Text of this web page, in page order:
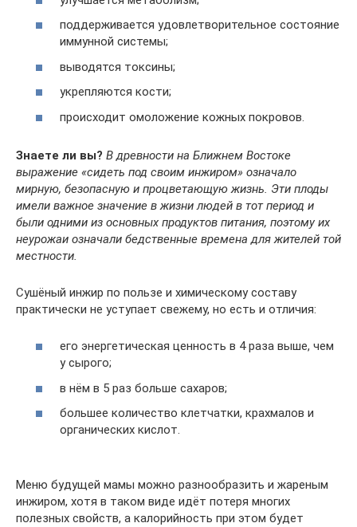
поддерживается удовлетворительное состояние
иммунной системы;
выводятся токсины;
укрепляются кости;
происходит омоложение кожных покровов.
Знаете ли вы? В древности на Ближнем Востоке
выражение «сидеть под своим инжиром» означало
мирную, безопасную и процветающую жизнь. Эти плоды
имели важное значение в жизни людей в тот период и
были одними из основных продуктов питания, поэтому их
неурожаи означали бедственные времена для жителей той
местности.
Сушёный инжир по пользе и химическому составу
практически не уступает свежему, но есть и отличия:
его энергетическая ценность в 4 раза выше, чем
у сырого;
в нём в 5 раз больше сахаров;
большее количество клетчатки, крахмалов и
органических кислот.
Меню будущей мамы можно разнообразить и жареным
инжиром, хотя в таком виде идёт потеря многих
полезных свойств, а калорийность при этом будет